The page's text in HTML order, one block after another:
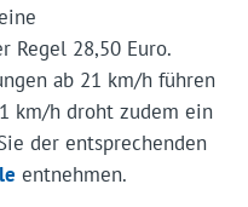
Regel 28,50 Euro.
ab 21 km/h führen
km/h droht zudem ein
der entsprechenden
entnehmen.